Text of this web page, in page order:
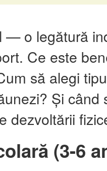
— o legătură
Ce este
să alegi
Și
dezvoltării
(3-6